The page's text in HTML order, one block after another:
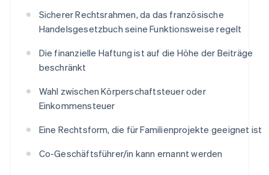
Sicherer Rechtsrahmen, da das französische
Handelsgesetzbuch seine Funktionsweise regelt
Die finanzielle Haftung ist auf die Höhe der Beiträge
beschränkt
Wahl zwischen Körperschaftsteuer oder
Einkommensteuer
Eine Rechtsform, die für Familienprojekte geeignet ist
Co-Geschäftsführer/in kann ernannt werden